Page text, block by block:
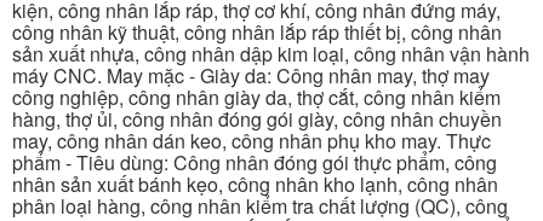
kiện, công nhân lắp ráp, thợ cơ khí, công nhân đứng máy,
công nhân kỹ thuật, công nhân lắp ráp thiết bị, công nhân
sản xuất nhựa, công nhân dập kim loại, công nhân vận hành
máy CNC. May mặc - Giày da: Công nhân may, thợ may
công nghiệp, công nhân giày da, thợ cắt, công nhân kiểm
hàng, thợ ủi, công nhân đóng gói giày, công nhân chuyền
may, công nhân dán keo, công nhân phụ kho may. Thực
phẩm - Tiêu dùng: Công nhân đóng gói thực phẩm, công
nhân sản xuất bánh kẹo, công nhân kho lạnh, công nhân
phân loại hàng, công nhân kiểm tra chất lượng (QC), công